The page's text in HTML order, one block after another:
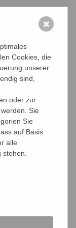
ein Foto
Bild von
×
Cookies, die
unserer
sind,
oder zur
Sie
Sie
auf Basis
alle
✖